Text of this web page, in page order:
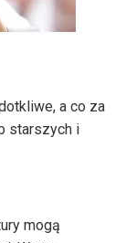
a co za
starszych i
mogą